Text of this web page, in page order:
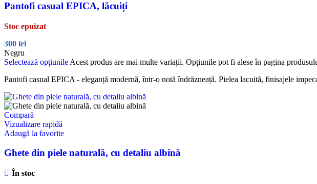
Pantofi casual EPICA, lăcuiți
Stoc epuizat
300 lei
Negru
Selectează opțiunile Acest produs are mai multe variații. Opțiunile pot fi alese în pagina
Pantofi casual EPICA - eleganță modernă, într-o notă îndrăzneață. Pielea lacuită, finisajele
Compară
Vizualizare rapidă
Adaugă la favorite
Ghete din piele naturală, cu detaliu albină
În stoc